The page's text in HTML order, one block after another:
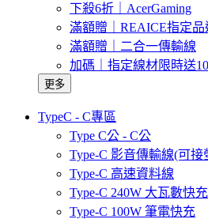
下殺6折｜AcerGaming
滿額贈｜REAICE指定品
滿額贈｜二合一傳輸線
加碼｜指定線材限時送
更多
TypeC - C專區
Type C公 - C公
Type-C 影音傳輸線(可接
Type-C 高速資料線
Type-C 240W 大瓦數快充
Type-C 100W 筆電快充